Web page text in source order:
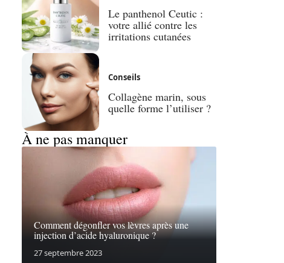
Le panthenol Ceutic :
votre allié contre les
irritations cutanées
Conseils
Collagène marin, sous
quelle forme l’utiliser ?
À ne pas manquer
Comment dégonfler vos lèvres après une
injection d’acide hyaluronique ?
27 septembre 2023